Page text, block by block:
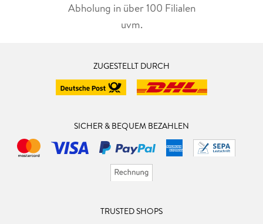
Abholung in über 100 Filialen
uvm.
ZUGESTELLT DURCH
SICHER & BEQUEM BEZAHLEN
TRUSTED SHOPS